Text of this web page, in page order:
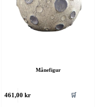
Månefigur
461,00kr 🛒